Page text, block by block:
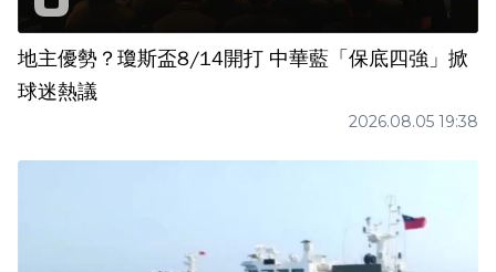
地主優勢？瓊斯盃8/14開打 中華藍「保底四強」掀
球迷熱議
2026.08.05 19:38